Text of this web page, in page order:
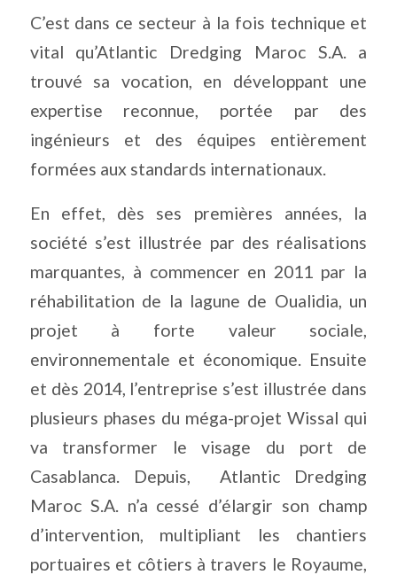
C’est dans ce secteur à la fois technique et
vital qu’Atlantic Dredging Maroc S.A. a
trouvé sa vocation, en développant une
expertise reconnue, portée par des
ingénieurs et des équipes entièrement
formées aux standards internationaux.
En effet, dès ses premières années, la
société s’est illustrée par des réalisations
marquantes, à commencer en 2011 par la
réhabilitation de la lagune de Oualidia, un
projet à forte valeur sociale,
environnementale et économique. Ensuite
et dès 2014, l’entreprise s’est illustrée dans
plusieurs phases du méga-projet Wissal qui
va transformer le visage du port de
Casablanca. Depuis,
Atlantic Dredging
Maroc S.A. n’a cessé d’élargir son champ
d’intervention, multipliant les chantiers
portuaires et côtiers à travers le Royaume,